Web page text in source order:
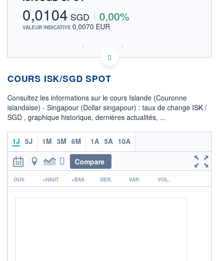
0,0104 SGD 0,00%
VALEUR INDICATIVE 0,0070 EUR
SIX - FOREX 2 DONNÉES TEMPS RÉEL
Politique d'exécution
0,01035
OUVERTURE
0,0104
CLÔTURE VEILLE
0,0104 0,0104
COTATION SPÉCIFIQUE
COURS ISK/SGD SPOT
Consultez les informations sur le cours Islande (Couronne
islandaise) - Singapour (Dollar singapour) : taux de change ISK /
SGD , graphique historique, dernières actualités, ...
1J 5J 1M 3M 6M 1A 5A 10A
Compare
r
OUV. +HAUT +BAS DER. VAR. VOL.